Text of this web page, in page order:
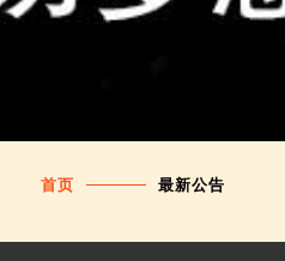
首页 最新公告